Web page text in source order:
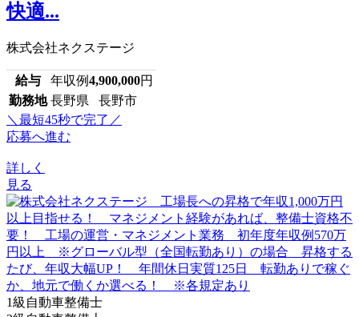
快適...
株式会社ネクステージ
給与 年収例4,900,000円
勤務地 長野県 長野市
＼最短45秒で完了／
応募へ進む
詳しく
見る
1級自動車整備士